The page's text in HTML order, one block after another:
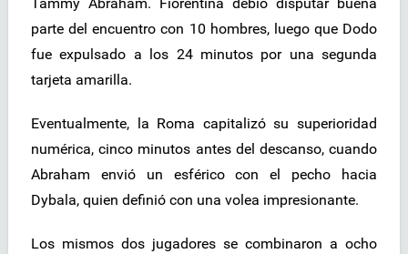
parte del encuentro con 10 hombres, luego que Dodo
fue expulsado a los 24 minutos por una segunda
tarjeta amarilla.
Eventualmente, la Roma capitalizó su superioridad
numérica, cinco minutos antes del descanso, cuando
Abraham envió un esférico con el pecho hacia
Dybala, quien definió con una volea impresionante.
Los mismos dos jugadores se combinaron a ocho